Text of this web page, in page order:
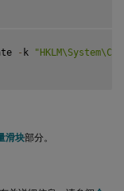
- k
滑块部分。